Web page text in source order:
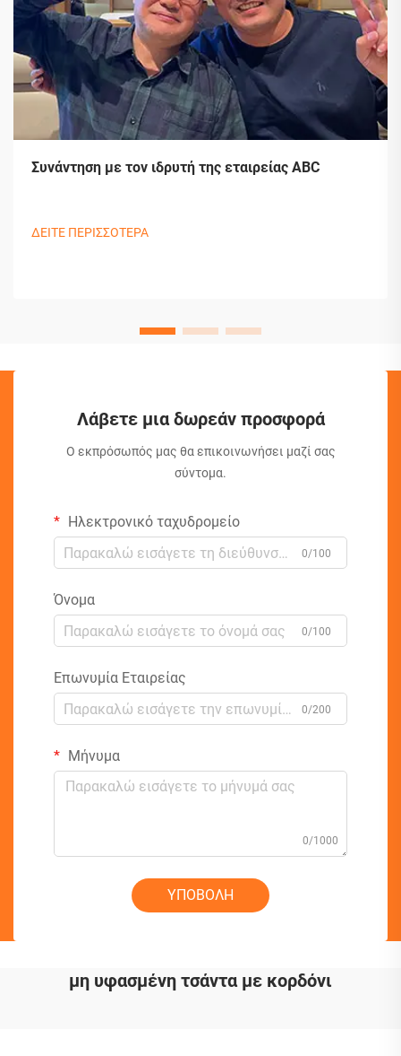
Συνάντηση με τον ιδρυτή της εταιρείας ABC
ΔΕΙΤΕ ΠΕΡΙΣΣΟΤΕΡΑ
Λάβετε μια δωρεάν προσφορά
Ο εκπρόσωπός μας θα επικοινωνήσει μαζί σας
σύντομα.
Ηλεκτρονικό ταχυδρομείο
0/100
Όνομα
0/100
Επωνυμία Εταιρείας
0/200
Μήνυμα
0/1000
ΥΠΟΒΟΛΗ
μη υφασμένη τσάντα με κορδόνι